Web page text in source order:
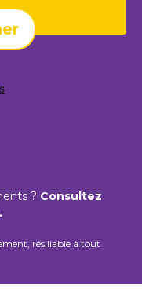
? Consultez
résiliable à tout